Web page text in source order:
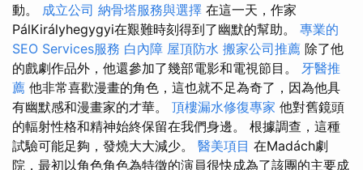
動。 成立公司 納骨塔服務與選擇 在這一天，作家
PálKirályhegygyi在艱難時刻得到了幽默的幫助。 專業的
SEO Services服務 白內障 屋頂防水 搬家公司推薦 除了他
的戲劇作品外，他還參加了幾部電影和電視節目。 牙醫推
薦 他非常喜歡漫畫的角色，這也就不足為奇了，因為他具
有幽默感和漫畫家的才華。 頂樓漏水修復專家 他對舊鏡頭
的輻射性格和精神始終保留在我們身邊。 根據調查，這種
試驗可能足夠，發燒大大減少。 醫美項目 在Madách劇
院，最初以角色角色為特徵的演員很快成為了該團的主要成